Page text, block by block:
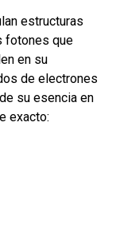
estructuras
fotones que
en su
de electrones
su esencia en
exacto: